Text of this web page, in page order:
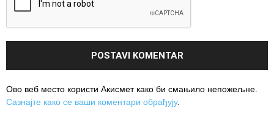
Ово веб место користи Акисмет како би смањило непожељне.
Сазнајте како се ваши коментари обрађују.